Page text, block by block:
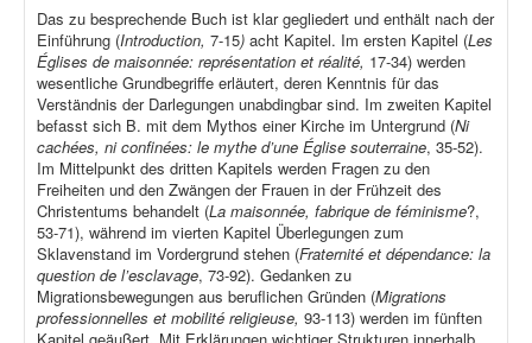
Das zu besprechende Buch ist klar gegliedert und enthält nach der
Einführung (Introduction, 7-15) acht Kapitel. Im ersten Kapitel (Les
Églises de maisonnée: représentation et réalité, 17-34) werden
wesentliche Grundbegriffe erläutert, deren Kenntnis für das
Verständnis der Darlegungen unabdingbar sind. Im zweiten Kapitel
befasst sich B. mit dem Mythos einer Kirche im Untergrund (Ni
cachées, ni confinées: le mythe d’une Église souterraine, 35-52).
Im Mittelpunkt des dritten Kapitels werden Fragen zu den
Freiheiten und den Zwängen der Frauen in der Frühzeit des
Christentums behandelt (La maisonnée, fabrique de féminisme?,
53-71), während im vierten Kapitel Überlegungen zum
Sklavenstand im Vordergrund stehen (Fraternité et dépendance: la
question de l’esclavage, 73-92). Gedanken zu
Migrationsbewegungen aus beruflichen Gründen (Migrations
professionnelles et mobilité religieuse, 93-113) werden im fünften